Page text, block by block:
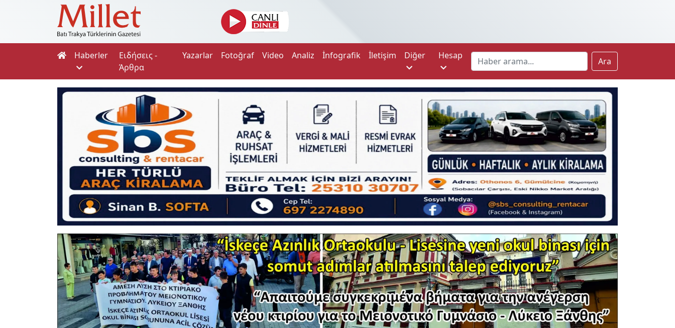
Haberler
Ειδήσεις -
Άρθρα
Yazarlar Fotoğraf Video Analiz İnfografik İletişim Diğer Hesap
Ara